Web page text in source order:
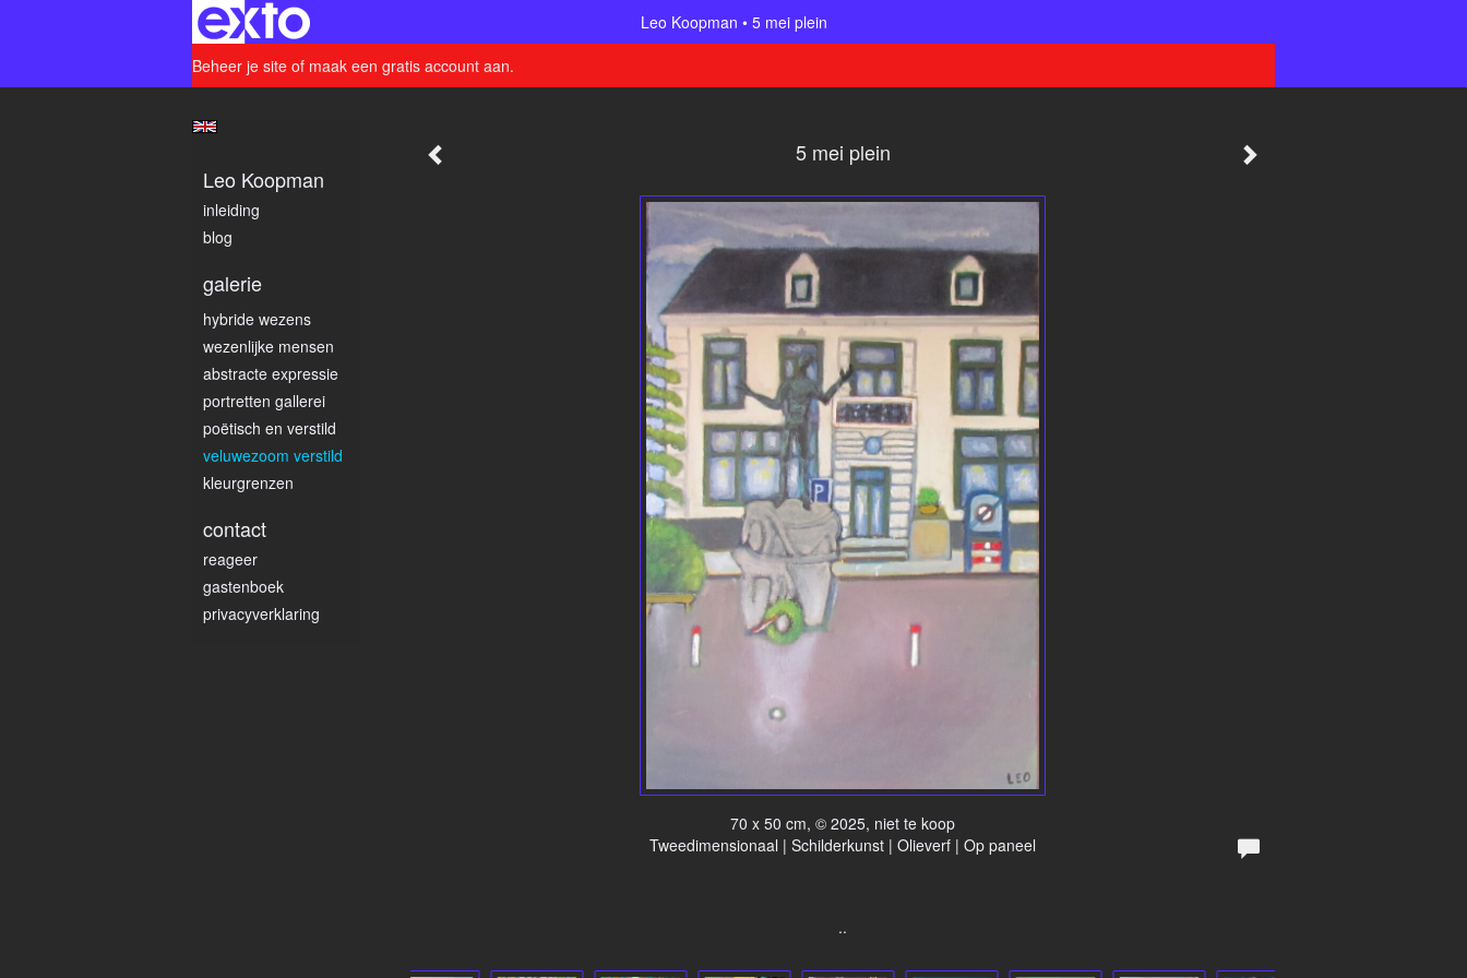
Leo Koopman
5 mei plein
Beheer je site of maak een gratis account aan.
5 mei plein
70 x 50 cm, © 2025, niet te koop
Tweedimensionaal | Schilderkunst | Olieverf | Op paneel
..
Leo Koopman
inleiding
blog
galerie
hybride wezens
wezenlijke mensen
abstracte expressie
portretten gallerei
poëtisch en verstild
veluwezoom verstild
kleurgrenzen
contact
reageer
gastenboek
privacyverklaring